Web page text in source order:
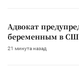
Адвокат
беременным в
21 минута назад